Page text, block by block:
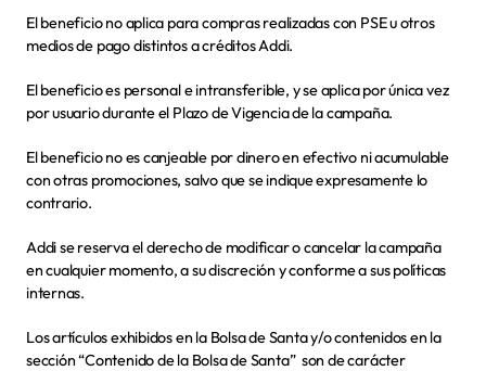
El beneficio no aplica para compras realizadas con PSE u otros
medios de pago distintos a créditos Addi.
El beneficio es personal e intransferible, y se aplica por única vez
por usuario durante el Plazo de Vigencia de la campaña.
El beneficio no es canjeable por dinero en efectivo ni acumulable
con otras promociones, salvo que se indique expresamente lo
contrario.
Addi se reserva el derecho de modificar o cancelar la campaña
en cualquier momento, a su discreción y conforme a sus políticas
internas.
Los artículos exhibidos en la Bolsa de Santa y/o contenidos en la
sección “Contenido de la Bolsa de Santa”  son de carácter